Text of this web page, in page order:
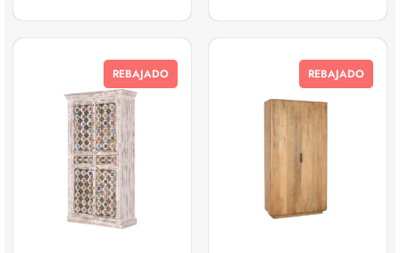
REBAJADO REBAJADO